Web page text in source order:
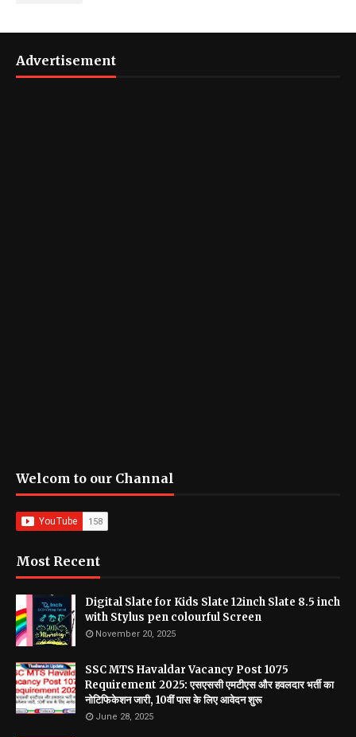
Advertisement
Welcom to our Channal
Most Recent
Digital Slate for Kids Slate 12inch Slate 8.5 inch
with Stylus pen colourful Screen
November 20, 2025
SSC MTS Havaldar Vacancy Post 1075
Requirement 2025: एसएससी एमटीएस और हवलदार भर्ती का
नोटिफिकेशन जारी, 10वीं पास के लिए आवेदन शुरू
June 28, 2025